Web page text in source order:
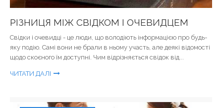
РІЗНИЦЯ МІЖ СВІДКОМ І ОЧЕВИДЦЕМ
Свідки і очевидці - це люди, що володіють інформацією про будь-
яку подію. Самі вони не брали в ньому участь, але деякі відомості
щодо скоєного їм доступні. Чим відрізняється свідок від...
ЧИТАТИ ДАЛІ